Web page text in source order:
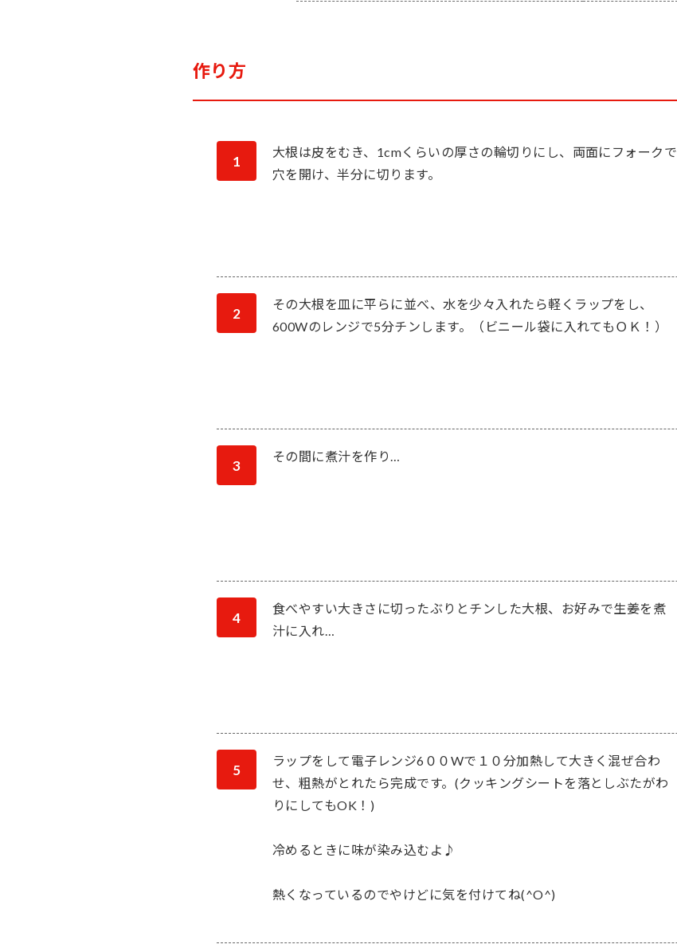
作り方
1
大根は皮をむき、1cmくらいの厚さの輪切りにし、両面にフォークで
穴を開け、半分に切ります。
2
その大根を皿に平らに並べ、水を少々入れたら軽くラップをし、
600Wのレンジで5分チンします。（ビニール袋に入れてもＯＫ！）
3
その間に煮汁を作り…
4
食べやすい大きさに切ったぶりとチンした大根、お好みで生姜を煮
汁に入れ…
5
ラップをして電子レンジ6００Wで１０分加熱して大きく混ぜ合わ
せ、粗熱がとれたら完成です。(クッキングシートを落としぶたがわ
りにしてもOK！)
冷めるときに味が染み込むよ♪
熱くなっているのでやけどに気を付けてね(^O^)